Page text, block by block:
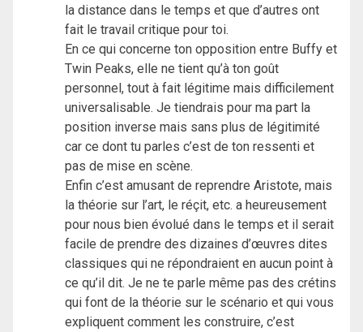
la distance dans le temps et que d’autres ont
fait le travail critique pour toi.
En ce qui concerne ton opposition entre Buffy et
Twin Peaks, elle ne tient qu’à ton goût
personnel, tout à fait légitime mais difficilement
universalisable. Je tiendrais pour ma part la
position inverse mais sans plus de légitimité
car ce dont tu parles c’est de ton ressenti et
pas de mise en scène.
Enfin c’est amusant de reprendre Aristote, mais
la théorie sur l’art, le réçit, etc. a heureusement
pour nous bien évolué dans le temps et il serait
facile de prendre des dizaines d’œuvres dites
classiques qui ne répondraient en aucun point à
ce qu’il dit. Je ne te parle même pas des crétins
qui font de la théorie sur le scénario et qui vous
expliquent comment les construire, c’est